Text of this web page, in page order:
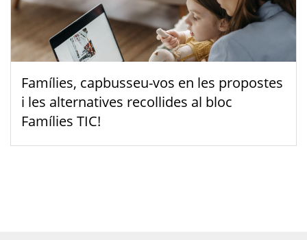
Famílies, capbusseu-vos en les propostes
i les alternatives recollides al bloc
Famílies TIC!